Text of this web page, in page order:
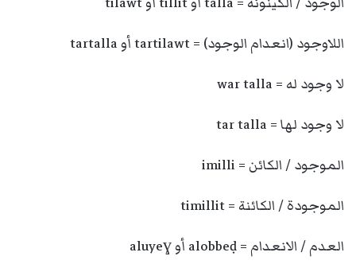
اللاوجود (انعدام الوجود) = tartilawt أو tartalla
لا وجود له = war talla
لا وجود لها = tar talla
الموجود / الكائن = imilli
الموجودة / الكائنة = timillit
العدم / الانعدام = alobbeḍ أو aluyeɣ